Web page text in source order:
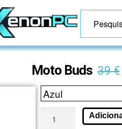
Moto Buds 39€